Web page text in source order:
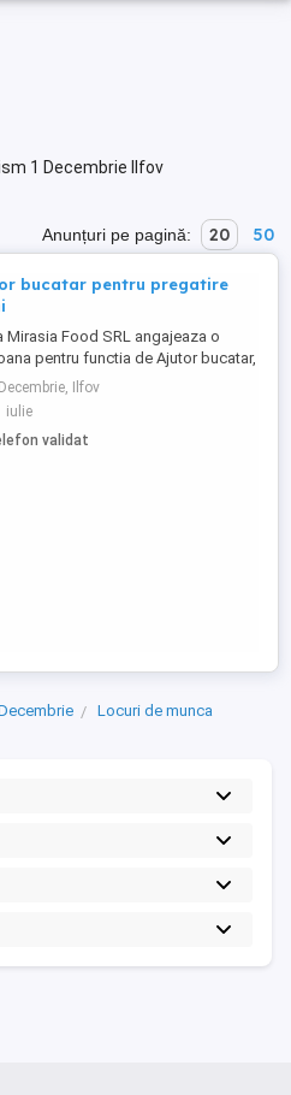
1 Decembrie Ilfov
Anunțuri pe pagină: 20 50
bucatar pentru pregatire
Mirasia Food SRL angajeaza o
pentru functia de Ajutor bucatar,
941101. Punt ce lucru in Ilfov,
Ilfov
iulie
validat
Locuri de munca